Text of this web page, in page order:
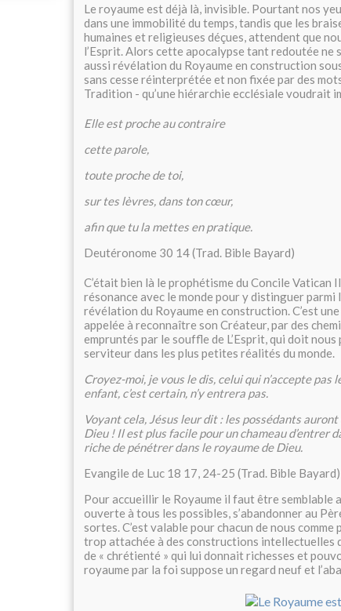
Le royaume est déjà là, invisible. Pourtant nos
dans une immobilité du temps, tandis que les
humaines et religieuses déçues, attendent que
l’Esprit. Alors cette apocalypse tant redoutée ne
aussi révélation du Royaume en construction
sans cesse réinterprétée et non fixée par des
Tradition - qu’une hiérarchie ecclésiale voudrait
Elle est proche au contraire
cette parole,
toute proche de toi,
sur tes lèvres, dans ton cœur,
afin que tu la mettes en pratique.
Deutéronome 30 14 (Trad. Bible Bayard)
C’était bien là le prophétisme du Concile Vatican
résonance avec le monde pour y distinguer parmi
révélation du Royaume en construction. C’est
appelée à reconnaître son Créateur, par des
empruntés par le souffle de L’Esprit, qui doit nous
serviteur dans les plus petites réalités du monde.
Croyez-moi, je vous le dis, celui qui n’accepte pas
enfant, c’est certain, n’y entrera pas.
Voyant cela, Jésus leur dit : les possédants
Dieu ! Il est plus facile pour un chameau d’entrer
riche de pénétrer dans le royaume de Dieu.
Evangile de Luc 18 17, 24-25 (Trad. Bible Bayard)
Pour accueillir le Royaume il faut être semblable
ouverte à tous les possibles, s’abandonner au
sortes. C’est valable pour chacun de nous
trop attachée à des constructions intellectuelles
de « chrétienté » qui lui donnait richesses et
royaume par la foi suppose un regard neuf et